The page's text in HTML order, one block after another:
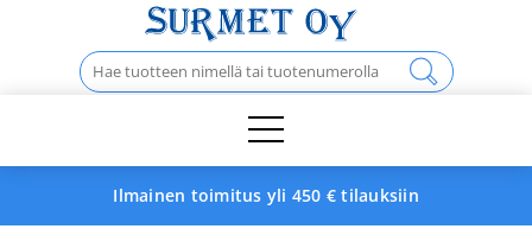
Haku:
Ilmainen toimitus yli 450 € tilauksiin